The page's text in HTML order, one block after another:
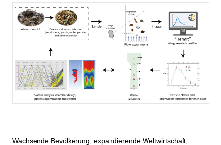
Wachsende Bevölkerung, expandierende Weltwirtschaft,